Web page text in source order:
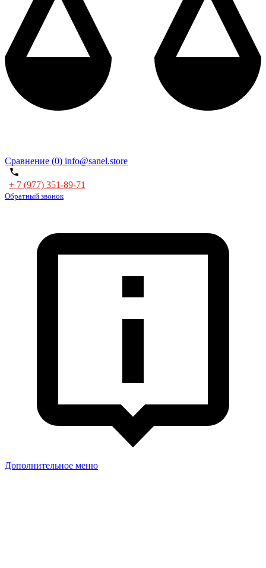
Сравнение (0) info@sanel.store
+ 7 (977) 351-89-71
Обратный звонок
Дополнительное меню